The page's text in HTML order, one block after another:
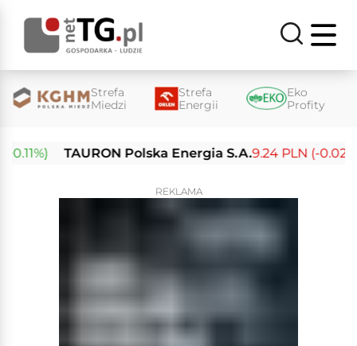
Strefa
Miedzi
Strefa
Energii
Eko
Profity
TAURON Polska Energia S.A.9.24 PLN (-0.02%)
REKLAMA